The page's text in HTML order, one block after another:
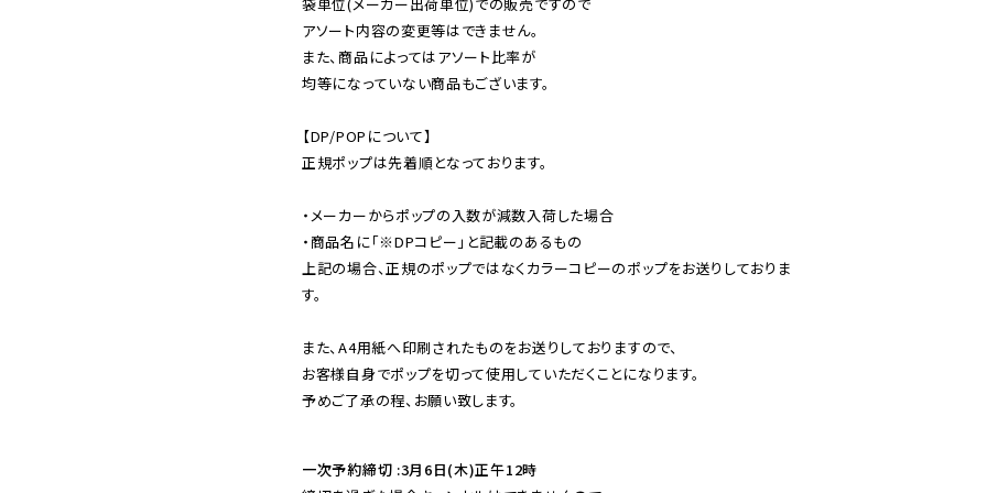
アソート内容の変更等はできません。
また、商品によってはアソート比率が
均等になっていない商品もございます。
【DP/POPについて】
正規ポップは先着順となっております。
・メーカーからポップの入数が減数入荷した場合
・商品名に「※DPコピー」と記載のあるもの
上記の場合、正規のポップではなくカラーコピーのポップをお送りしておりま
す。
また、A4用紙へ印刷されたものをお送りしておりますので、
お客様自身でポップを切って使用していただくことになります。
予めご了承の程、お願い致します。
一次予約締切 :3月6日(木)正午12時